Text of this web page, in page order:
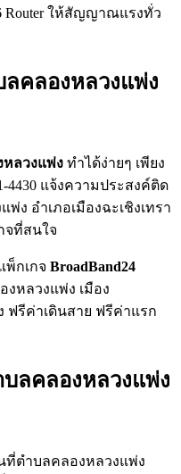
Router ให้สัญญาณแรงทั่ว
ลคลองหลวงแพ่ง
หลวงแพ่ง ทำได้ง่ายๆ เพียง
4430 แจ้งความประสงค์ติด
ง อำเภอเมืองฉะเชิงเทรา
จที่สนใจ
พ็กเกจ BroadBand24
งหลวงแพ่ง เมือง
ฟรีค่าเดินสาย ฟรีค่าแรก
ลคลองหลวงแพ่ง
ที่ตำบลคลองหลวงแพ่ง